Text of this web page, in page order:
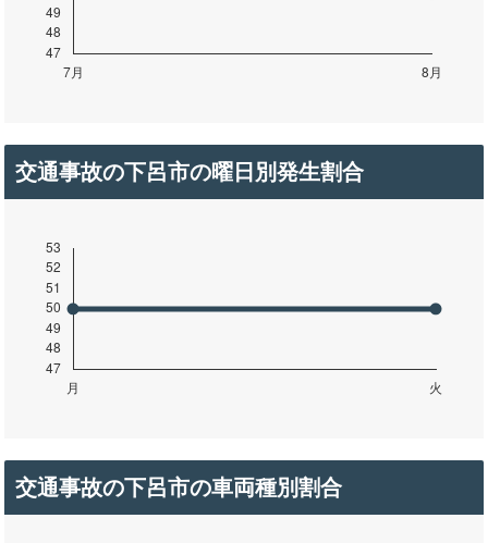
交通事故の下呂市の曜日別発生割合
交通事故の下呂市の車両種別割合